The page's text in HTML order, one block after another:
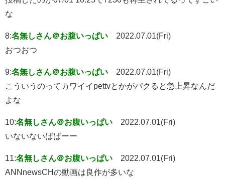
な
8:名無しさん＠お腹いっぱい
2022.07.01(Fri)
おつおつ
9:名無しさん＠お腹いっぱい
2022.07.01(Fri)
こういうのってカワイイpettvとかがパクると急上昇なんだ
よな
10:名無しさん＠お腹いっぱい
2022.07.01(Fri)
いないないばばーー
11:名無しさん＠お腹いっぱい
2022.07.01(Fri)
ANNnewsCHの動画は良作が多いな